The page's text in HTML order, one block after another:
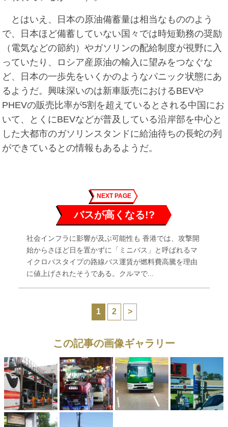
とはいえ、日本の原油備蓄量は相当なもののよう
で、日本ほど備蓄していない国々では時短勤務の奨励
（電気などの節約）やガソリンの配給制度が視野に入
っていたり、ロシア産原油の輸入に望みをつなぐな
ど、日本の一歩先をいくかのようなパニック状態にあ
るようだ。興味深いのは新車販売におけるBEVや
PHEVの販売比率が5割を超えているとされる中国にお
いて、とくにBEVなどが普及している沿岸部を中心と
した大都市のガソリンスタンドに給油待ちの長蛇の列
ができているとの情報もあるようだ。
NEXT PAGE
バスが高くなる!?
社会インフラに影響が及ぶ可能性も 香港では、攻撃開
始からさほど日を置かずに「ミニバス」と呼ばれるマ
イクロバスタイプの路線バス運賃が燃料費高騰を理由
に値上げされたそうである。クルマで...
1 2 >
この記事の画像ギャラリー